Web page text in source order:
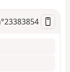
i
n
23383854